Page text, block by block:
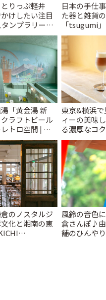
りっぷ軽井
けしたい注目
ンプラリー開
日本の手仕
た器と雑貨
「tsugumi
「黄金湯 新
ラフトビール
トロ空間 | こ
東京&横浜
ィーの美味
る濃厚なコ
ティータイ
のノスタルジ
化と湘南の恵
風鈴の音色
倉さんぽ♪
舗のひんや